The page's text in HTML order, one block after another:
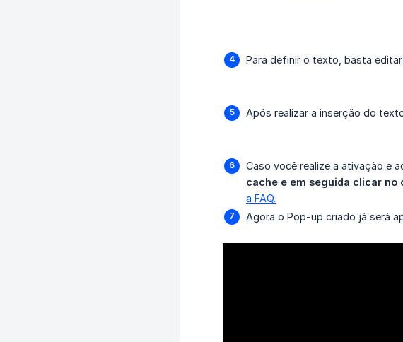
Para definir o texto, basta
Após realizar a inserção do
Caso você realize a ativação e
cache e em seguida clicar
a FAQ.
Agora o Pop-up criado já será